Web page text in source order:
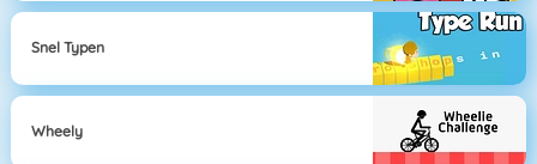
Snel Typen
Wheely